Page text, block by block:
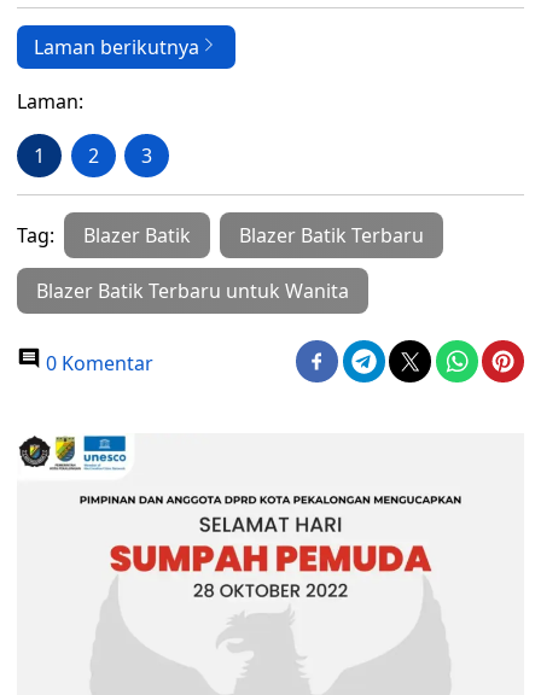
Laman berikutnya
Laman:
1 2 3
Tag: Blazer Batik Blazer Batik Terbaru
Blazer Batik Terbaru untuk Wanita
0 Komentar